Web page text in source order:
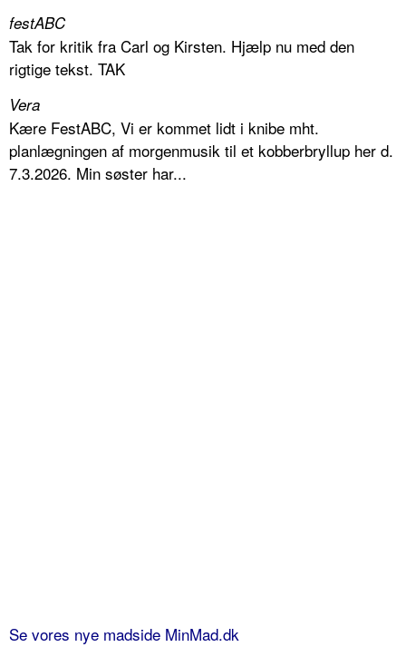
festABC
Tak for kritik fra Carl og Kirsten. Hjælp nu med den
rigtige tekst. TAK
Vera
Kære FestABC, Vi er kommet lidt i knibe mht.
planlægningen af morgenmusik til et kobberbryllup her d.
7.3.2026. Min søster har...
Se vores nye madside MinMad.dk